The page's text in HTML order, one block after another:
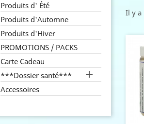
Produits d' Été
Produits d'Automne
Produits d'Hiver
PROMOTIONS / PACKS
Carte Cadeau
***Dossier santé***

Accessoires
Il y a